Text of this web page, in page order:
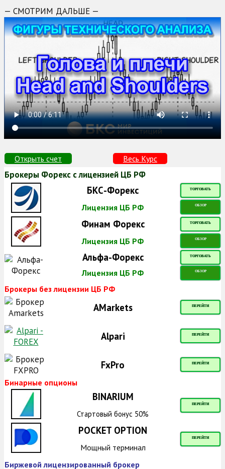
— СМОТРИМ ДАЛЬШЕ —
Открыть счет Весь Курс
Брокеры Форекс с лицензией ЦБ РФ
БКС-Форекс ТОРГОВАТЬ
Лицензия ЦБ РФ ОБЗОР
Финам Форекс ТОРГОВАТЬ
Лицензия ЦБ РФ ОБЗОР
Альфа-Форекс ТОРГОВАТЬ
Лицензия ЦБ РФ ОБЗОР
Брокеры без лицензии ЦБ РФ
AMarkets ПЕРЕЙТИ
Alpari ПЕРЕЙТИ
FxPro ПЕРЕЙТИ
Бинарные опционы
BINARIUM
ПЕРЕЙТИ
Стартовый бонус 50%
POCKET OPTION
ПЕРЕЙТИ
Мощный терминал
Биржевой лицензированный брокер